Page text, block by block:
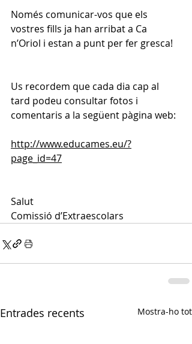
Només comunicar-vos que els
vostres fills ja han arribat a Ca
n’Oriol i estan a punt per fer gresca!
Us recordem que cada dia cap al
tard podeu consultar fotos i
comentaris a la següent pàgina web:
http://www.educames.eu/?
page_id=47
Salut
Comissió d’Extraescolars
Entrades recents Mostra-ho tot